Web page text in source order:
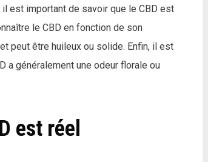
il est important de savoir que le CBD est
le CBD en fonction de son
peut être huileux ou solide. Enfin, il est
a généralement une odeur florale ou
est réel